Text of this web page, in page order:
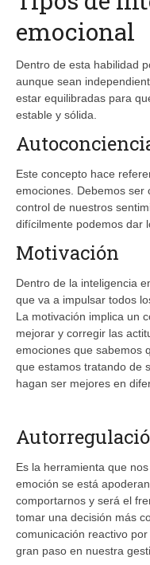
emocional
Dentro de esta habilidad
aunque sean
estar equilibradas para
estable y sólida.
Este concepto hace
emociones. Debemos ser
control de nuestros
difícilmente podemos dar
Motivación
Dentro de la inteligencia
que va a impulsar todos
La motivación implica un
mejorar y corregir las
emociones que sabemos
que estamos tratando de
hagan ser mejores en
Es la herramienta que
emoción se está
comportarnos y será el
tomar una decisión más
comunicación reactivo
gran paso en nuestra